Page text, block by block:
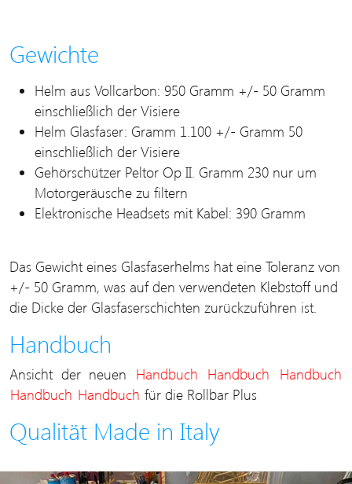
Gewichte
Helm aus Vollcarbon: 950 Gramm +/- 50 Gramm
einschließlich der Visiere
Helm Glasfaser: Gramm 1.100 +/- Gramm 50
einschließlich der Visiere
Gehörschützer Peltor Op II. Gramm 230 nur um
Motorgeräusche zu filtern
Elektronische Headsets mit Kabel: 390 Gramm
Das Gewicht eines Glasfaserhelms hat eine Toleranz von
+/- 50 Gramm, was auf den verwendeten Klebstoff und
die Dicke der Glasfaserschichten zurückzuführen ist.
Handbuch
Ansicht der neuen Handbuch Handbuch
Handbuch
Handbuch Handbuch für die Rollbar Plus
Qualität Made in Italy